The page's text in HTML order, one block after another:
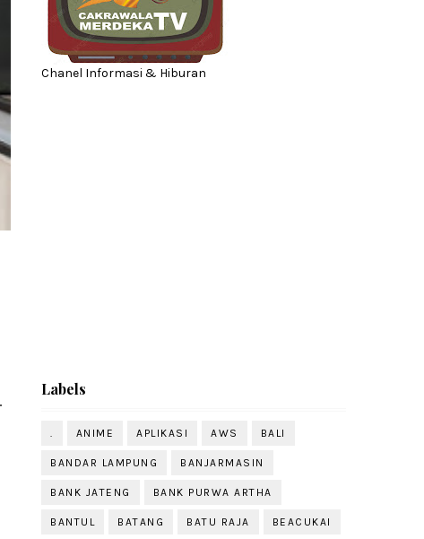
Chanel Informasi & Hiburan
Labels
. ANIME APLIKASI AWS BALI
BANDAR LAMPUNG BANJARMASIN
BANK JATENG BANK PURWA ARTHA
BANTUL BATANG BATU RAJA BEACUKAI